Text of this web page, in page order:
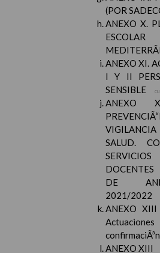
(POR
ANEXO X.
ANEXO XI.
I Y II
SENSIBLE
ANEXO
SALUD.
DOCENTES
DE
2021/2022
ANEXO XIII
ANEXO XIII